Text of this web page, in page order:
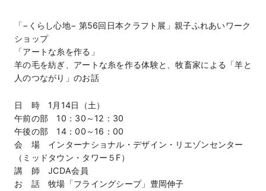
「−くらし心地− 第56回日本クラフト展」親子ふれあいワーク
ショップ
「アートな糸を作る」
羊の毛を紡ぎ、アートな糸を作る体験と、牧畜家による「羊と
人のつながり」のお話
日 時 1月14日（土）
午前の部 10：30～12：30
午後の部 14：00～16：00
会 場 インターナショナル・デザイン・リエゾンセンター
（ミッドタウン・タワー５F）
講 師 JCDA会員
お 話 牧場「フライングシープ」豊岡伸子